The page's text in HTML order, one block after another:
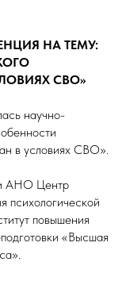
НА ТЕМУ:
СВО»
научно-
в условиях СВО».
АНО Центр
психологической
повышения
«Высшая